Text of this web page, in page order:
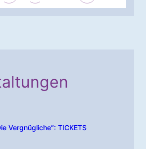
Vergnügliche“: TICKETS